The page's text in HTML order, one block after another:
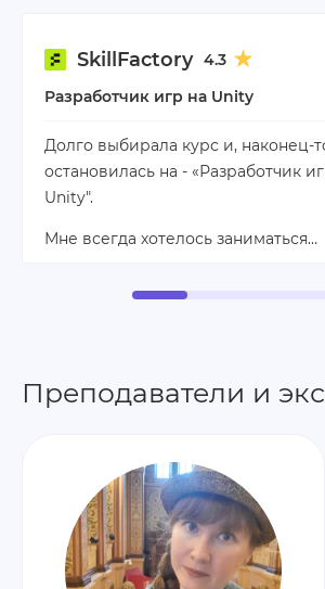
SkillFactory 4.3
Разработчик игр на Unity
Долго выбирала курс и, наконец-
остановилась на - «Разработчик
Unity".
Мне всегда хотелось заниматься…
Преподаватели и